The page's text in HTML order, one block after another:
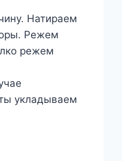
Натираем
Режем
режем
укладываем